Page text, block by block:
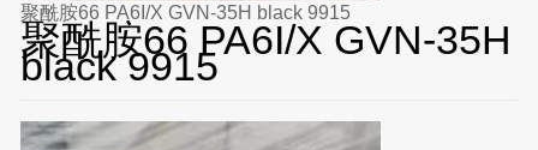
聚酰胺66 PA6I/X GVN-35H black 9915
聚酰胺66 PA6I/X GVN-35H
black 9915